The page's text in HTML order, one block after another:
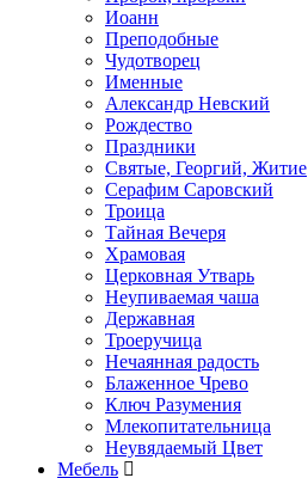
Иоанн
Преподобные
Чудотворец
Именные
Александр Невский
Рождество
Праздники
Святые, Георгий, Житие
Серафим Саровский
Троица
Тайная Вечеря
Храмовая
Церковная Утварь
Неупиваемая чаша
Державная
Троеручица
Нечаянная радость
Блаженное Чрево
Ключ Разумения
Млекопитательница
Неувядаемый Цвет
Мебель